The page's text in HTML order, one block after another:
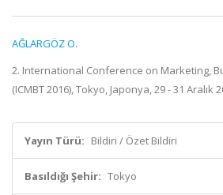
AĞLARGÖZ O.
2. International Conference on Marketing,
(ICMBT 2016), Tokyo, Japonya, 29 - 31 Aralık
Yayın Türü: Bildiri / Özet Bildiri
Basıldığı Şehir: Tokyo